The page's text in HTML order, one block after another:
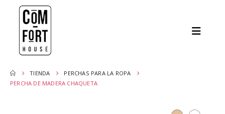
TIENDA
PERCHAS PARA LA ROPA
PERCHA DE MADERA CHAQUETA